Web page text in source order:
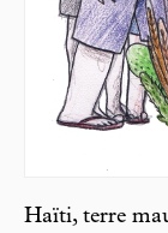
Haïti, terre